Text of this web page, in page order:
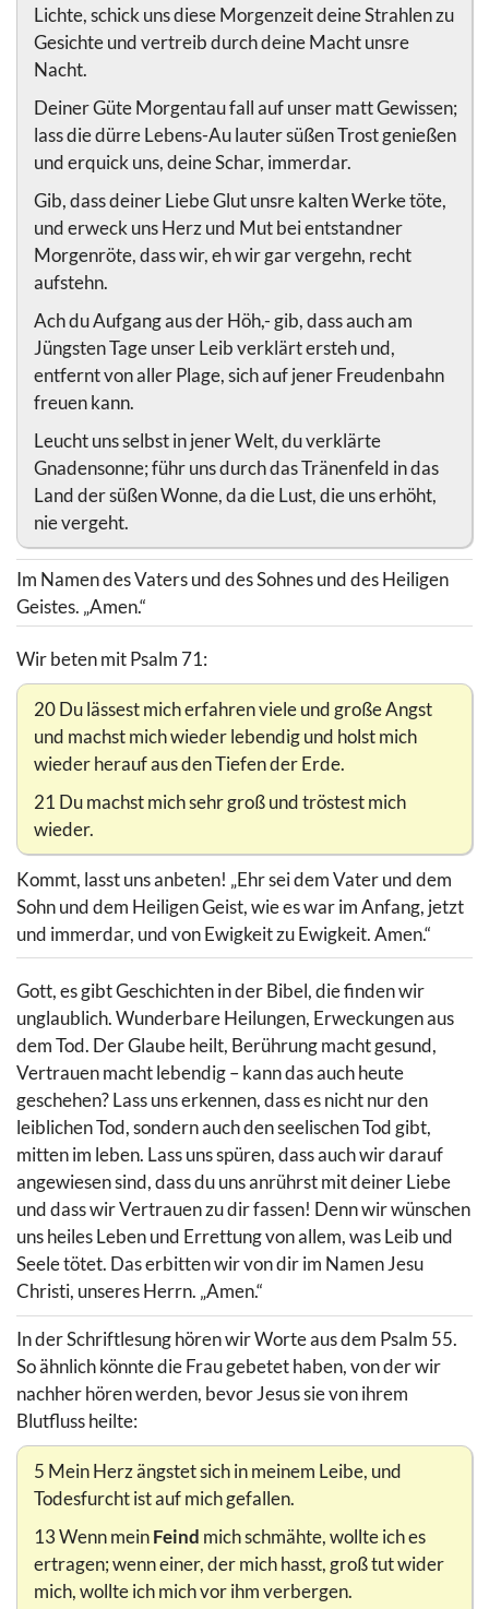
Lichte, schick uns diese Morgenzeit deine Strahlen zu
Gesichte und vertreib durch deine Macht unsre
Nacht.
Deiner Güte Morgentau fall auf unser matt Gewissen;
lass die dürre Lebens-Au lauter süßen Trost genießen
und erquick uns, deine Schar, immerdar.
Gib, dass deiner Liebe Glut unsre kalten Werke töte,
und erweck uns Herz und Mut bei entstandner
Morgenröte, dass wir, eh wir gar vergehn, recht
aufstehn.
Ach du Aufgang aus der Höh,- gib, dass auch am
Jüngsten Tage unser Leib verklärt ersteh und,
entfernt von aller Plage, sich auf jener Freudenbahn
freuen kann.
Leucht uns selbst in jener Welt, du verklärte
Gnadensonne; führ uns durch das Tränenfeld in das
Land der süßen Wonne, da die Lust, die uns erhöht,
nie vergeht.
Im Namen des Vaters und des Sohnes und des Heiligen
Geistes. „Amen.“
Wir beten mit Psalm 71:
20 Du lässest mich erfahren viele und große Angst
und machst mich wieder lebendig und holst mich
wieder herauf aus den Tiefen der Erde.
21 Du machst mich sehr groß und tröstest mich
wieder.
Kommt, lasst uns anbeten! „Ehr sei dem Vater und dem
Sohn und dem Heiligen Geist, wie es war im Anfang, jetzt
und immerdar, und von Ewigkeit zu Ewigkeit. Amen.“
Gott, es gibt Geschichten in der Bibel, die finden wir
unglaublich. Wunderbare Heilungen, Erweckungen aus
dem Tod. Der Glaube heilt, Berührung macht gesund,
Vertrauen macht lebendig – kann das auch heute
geschehen? Lass uns erkennen, dass es nicht nur den
leiblichen Tod, sondern auch den seelischen Tod gibt,
mitten im leben. Lass uns spüren, dass auch wir darauf
angewiesen sind, dass du uns anrührst mit deiner Liebe
und dass wir Vertrauen zu dir fassen! Denn wir wünschen
uns heiles Leben und Errettung von allem, was Leib und
Seele tötet. Das erbitten wir von dir im Namen Jesu
Christi, unseres Herrn. „Amen.“
In der Schriftlesung hören wir Worte aus dem Psalm 55.
So ähnlich könnte die Frau gebetet haben, von der wir
nachher hören werden, bevor Jesus sie von ihrem
Blutfluss heilte:
5 Mein Herz ängstet sich in meinem Leibe, und
Todesfurcht ist auf mich gefallen.
13 Wenn meinFeind mich schmähte, wollte ich es
ertragen; wenn einer, der mich hasst, groß tut wider
mich, wollte ich mich vor ihm verbergen.